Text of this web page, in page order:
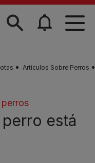
Artículos Sobre Perros
está